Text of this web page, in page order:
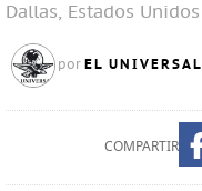
Dallas, Estados Unidos
por EL UNIVERSAL
COMPARTIR